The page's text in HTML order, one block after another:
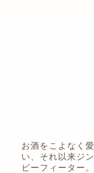
お酒をこよなく
い、それ以来ジ
ビーフィーター